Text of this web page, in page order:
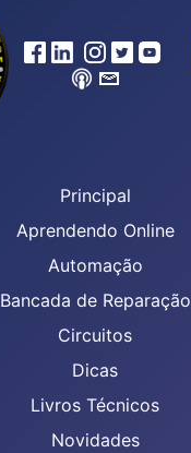
Principal
Aprendendo Online
Automação
Bancada de Reparação
Circuitos
Dicas
Livros Técnicos
Novidades